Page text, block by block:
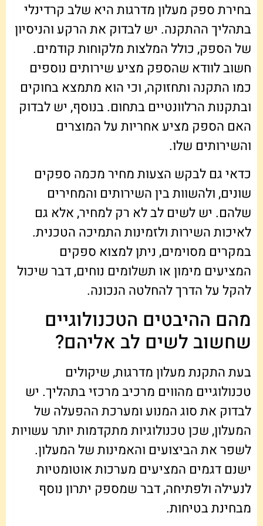
בחירת ספק מעלון מדרגות היא שלב קרדינלי
בתהליך ההתקנה. יש לבדוק את הרקע והניסיון
של הספק, כולל המלצות מלקוחות קודמים.
חשוב לוודא שהספק מציע שירותים נוספים
כמו התקנה ותחזוקה, וכי הוא מתמצא בחוקים
ובתקנות הרלוונטיים בתחום. בנוסף, יש לבדוק
האם הספק מציע אחריות על המוצרים
והשירותים שלו.
כדאי גם לבקש הצעות מחיר מכמה ספקים
שונים, ולהשוות בין השירותים והמחירים
שלהם. יש לשים לב לא רק למחיר, אלא גם
לאיכות השירות ולזמינות התמיכה הטכנית.
במקרים מסוימים, ניתן למצוא ספקים
המציעים מימון או תשלומים נוחים, דבר שיכול
להקל על הדרך להחלטה הנכונה.
מהם ההיבטים הטכנולוגיים
שחשוב לשים לב אליהם?
בעת התקנת מעלון מדרגות, שיקולים
טכנולוגיים מהווים מרכיב מרכזי בתהליך. יש
לבדוק את סוג המנוע ומערכת ההפעלה של
המעלון, שכן טכנולוגיות מתקדמות יותר עשויות
לשפר את הביצועים והאמינות של המעלון.
ישנם דגמים המציעים מערכות אוטומטיות
לנעילה ולפתיחה, דבר שמספק יתרון נוסף
מבחינת בטיחות.